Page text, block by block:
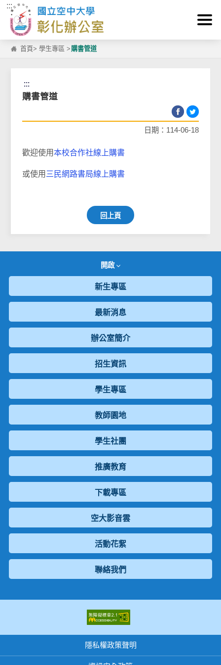
跳到主要內容區塊
:::
首頁>學生專區 > 購書管道
:::
購書管道
日期：114-06-18
歡迎使用本校合作社線上購書
或使用 三民網路書局線上購書
回上頁
開啟
新生專區
最新消息
辦公室簡介
招生資訊
學生專區
教師園地
學生社團
推廣教育
下載專區
空大影音雲
活動花絮
聯絡我們
隱私權政策聲明